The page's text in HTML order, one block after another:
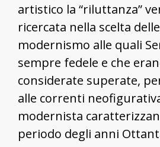
artistico la “riluttanza”
ricercata nella scelta
modernismo alle quali
sempre fedele e che
considerate superate,
alle correnti
modernista
periodo degli anni